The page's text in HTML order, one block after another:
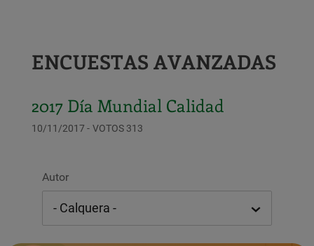
ENCUESTAS AVANZADAS
2017 Día Mundial Calidad
10/11/2017 VOTOS 313
Autor